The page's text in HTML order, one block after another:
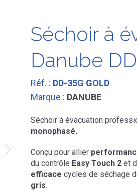
Séchoir à
Danube
Réf. : DD-35G GOLD
Marque : DANUBE
Séchoir à évacuation
monophasé.
Conçu pour allier
du contrôle Easy Touch 2 et
efficace cycles de séchage
gris.